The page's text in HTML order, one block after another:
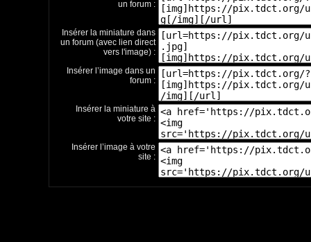
un forum :
Insérer la miniature dans
un forum (avec lien direct
vers l'image) :
Insérer l’image dans un
forum :
Insérer la miniature à
votre site :
Insérer l’image à votre
site :